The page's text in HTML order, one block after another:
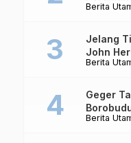
Berita
Triliun
Berita
Jelang
John
Berita
Geger
Alat